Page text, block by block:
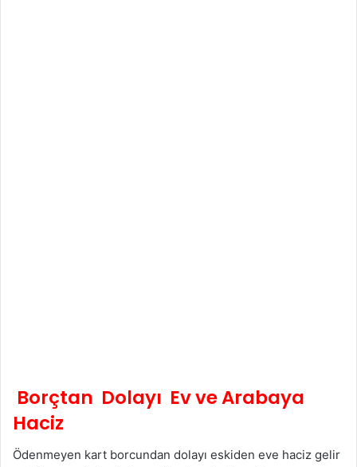
Borçtan Dolayı Ev ve Arabaya
Haciz
Ödenmeyen kart borcundan dolayı eskiden eve haciz gelir